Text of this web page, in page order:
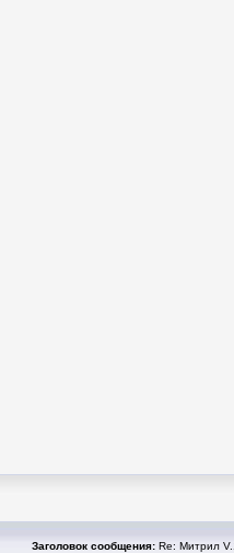
Заголовок сообщения: Re: Митрил